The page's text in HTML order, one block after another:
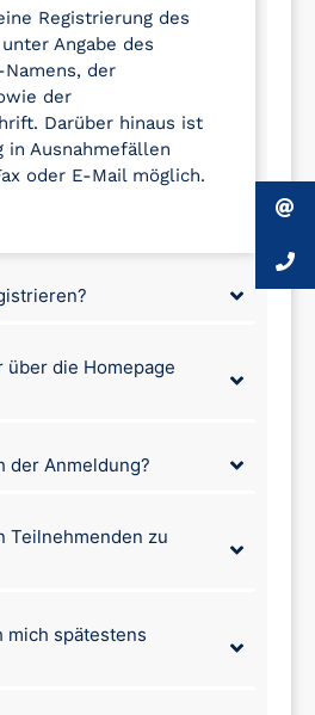
Registrierung des
Angabe des
der
der
Darüber hinaus ist
in Ausnahmefällen
oder E-Mail möglich.
über die Homepage
der Anmeldung?
Teilnehmenden zu
mich spätestens